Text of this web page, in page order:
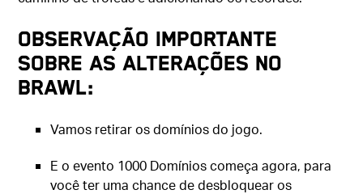
Observação importante
sobre as alterações no
Brawl:
Vamos retirar os domínios do jogo.
E o evento 1000 Domínios começa agora, para
você ter uma chance de desbloquear os